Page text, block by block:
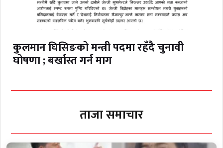
कुलमान घिसिङको मन्त्री पदमा रहँदै चुनावी
घोषणा ; बर्खास्त गर्न माग
ताजा समाचार